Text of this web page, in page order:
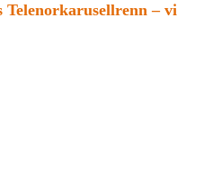
Telenorkarusellrenn – vi